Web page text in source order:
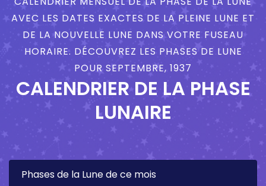
AVEC LES DATES EXACTES DE LA PLEINE LUNE ET
DE LA NOUVELLE LUNE DANS VOTRE FUSEAU
HORAIRE. DÉCOUVREZ LES PHASES DE LUNE
POUR SEPTEMBRE, 1937
CALENDRIER DE LA PHASE
LUNAIRE
Phases de la Lune de ce mois